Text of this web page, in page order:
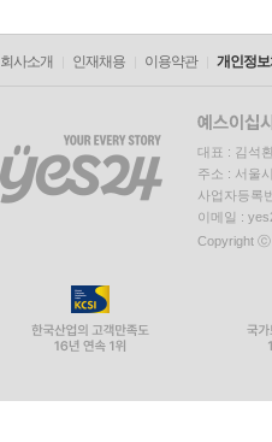
회사소개 인재채용 이용약관 개인정
대표 : 김석
주소 : 서울
사업자등록
이메일 :
Copyright ⓒ